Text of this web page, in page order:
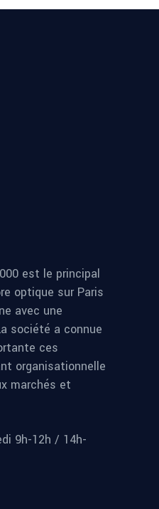
est le principal
optique sur Paris
avec une
société a connue
ces
organisationnelle
marchés et
9h-12h / 14h-